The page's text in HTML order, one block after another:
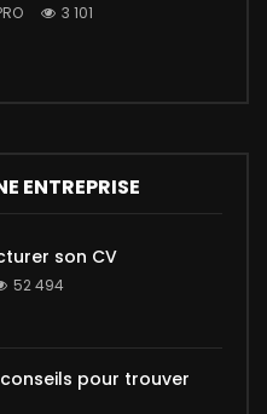
3 101
ENTREPRISE
son CV
52 494
pour trouver